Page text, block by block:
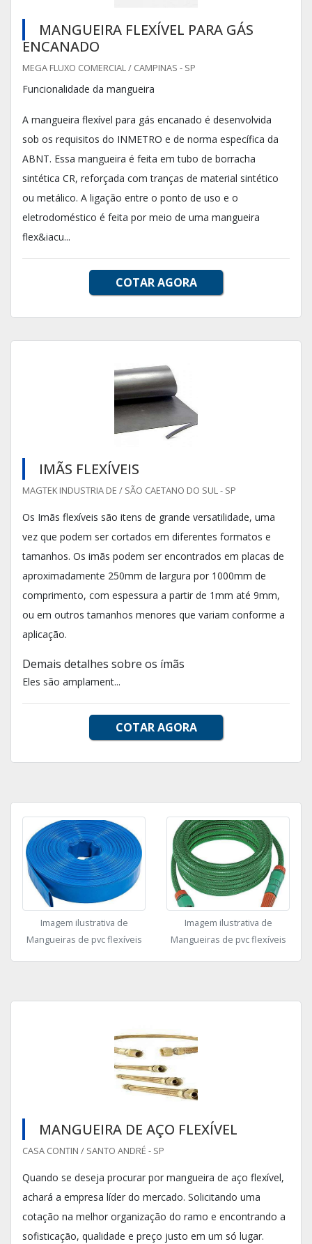
MANGUEIRA FLEXÍVEL PARA GÁS
ENCANADO
MEGA FLUXO COMERCIAL / CAMPINAS - SP
Funcionalidade da mangueira
A mangueira flexível para gás encanado é desenvolvida
sob os requisitos do INMETRO e de norma específica da
ABNT. Essa mangueira é feita em tubo de borracha
sintética CR, reforçada com tranças de material sintético
ou metálico. A ligação entre o ponto de uso e o
eletrodoméstico é feita por meio de uma mangueira
flex&iacu...
COTAR AGORA
IMÃS FLEXÍVEIS
MAGTEK INDUSTRIA DE / SÃO CAETANO DO SUL - SP
Os Imãs flexíveis são itens de grande versatilidade, uma
vez que podem ser cortados em diferentes formatos e
tamanhos. Os imãs podem ser encontrados em placas de
aproximadamente 250mm de largura por 1000mm de
comprimento, com espessura a partir de 1mm até 9mm,
ou em outros tamanhos menores que variam conforme a
aplicação.
Demais detalhes sobre os ímãs
Eles são amplament...
COTAR AGORA
Imagem ilustrativa de
Mangueiras de pvc flexíveis
Imagem ilustrativa de
Mangueiras de pvc flexíveis
MANGUEIRA DE AÇO FLEXÍVEL
CASA CONTIN / SANTO ANDRÉ - SP
Quando se deseja procurar por mangueira de aço flexível,
achará a empresa líder do mercado. Solicitando uma
cotação na melhor organização do ramo e encontrando a
sofisticação, qualidade e preço justo em um só lugar.